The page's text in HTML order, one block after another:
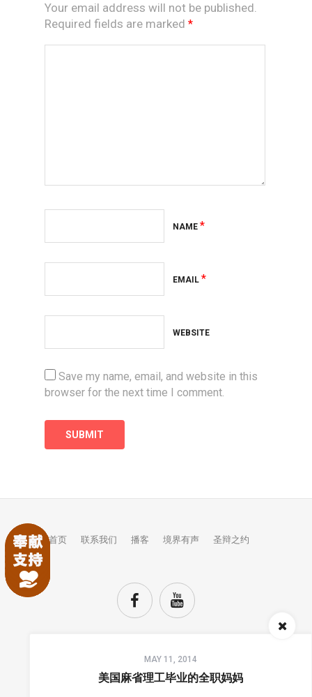
Your email address will not be published.
Required fields are marked *
NAME *
EMAIL *
WEBSITE
Save my name, email, and website in this
browser for the next time I comment.
MAY 11, 2014
美国麻省理工毕业的全职妈妈
首页 联系我们 播客 境界有声 圣辩之约
TOP